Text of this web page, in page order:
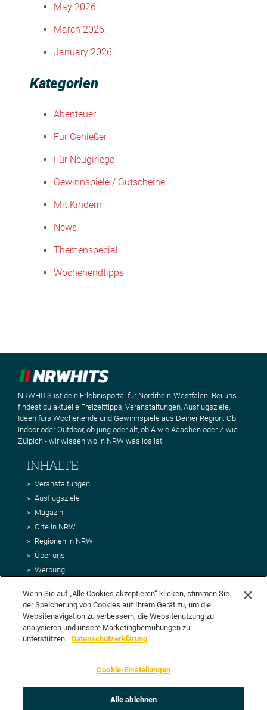
May 2026
March 2026
January 2026
Kategorien
Abenteuer
Für Genießer
Für Neugiriege
Gewinnspiele / Gutscheine
Mit Kindern
News
Themenspecial
Wochenendtipps
NRWHITS ist dein Erlebnisportal für Nordrhein-Westfalen. Bei uns
findest du aktuelle Freizeittipps, Veranstaltungen, Ausflugsziele,
Ideen fürs Wochenende und Gewinnspiele aus Deiner Region. Ob
Indoor oder Outdoor, ob jung oder alt, ob A wie Aaachen oder Z wie
Zülpich - wir wissen wo in NRW was los ist!
INHALTE
Veranstaltungen
Ausflugsziele
Magazin
Orte in NRW
Regionen in NRW
Über uns
Werbung
Impressum
AGB
Datenschutz
DEIN VORSCHLAG FÜR NRWHITS
vorschlagen? Klasse, dann nutze doch einfach
Unsere Redaktion wird Deinen Vorschlag dann so schnell wie
Wenn Sie auf „Alle Cookies akzeptieren“ klicken, stimmen Sie
der Speicherung von Cookies auf Ihrem Gerät zu, um die
Websitenavigation zu verbessern, die Websitenutzung zu
analysieren und unsere Marketingbemühungen zu
unterstützen. Datenschutzerklärung
Cookie-Einstellungen
Alle ablehnen